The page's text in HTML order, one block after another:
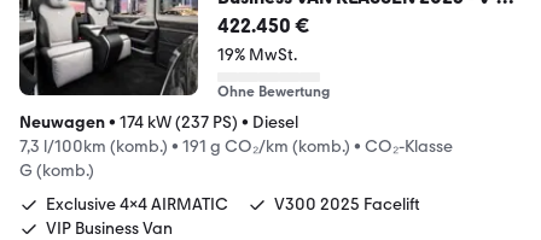
Klasse
422.450 €
19% MwSt.
Ohne Bewertung
Neuwagen• 174 kW (237 PS) • Diesel
7,3 l/100km (komb.) • 191 g CO₂/km (komb.) • CO₂-Klasse
G (komb.)
Exclusive 4x4 AIRMATIC
V300 2025 Facelift
VIP Business Van